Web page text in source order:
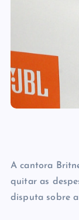
A cantora
quitar as
disputa sobre